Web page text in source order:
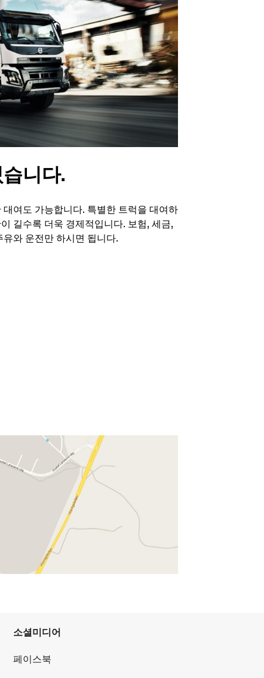
니다.
여도 가능합니다. 특별한 트럭을 대여하
길수록 더욱 경제적입니다. 보험, 세금,
와 운전만 하시면 됩니다.
소셜미디어
페이스북